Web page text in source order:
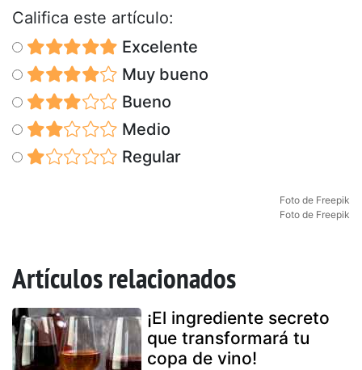
Califica este artículo:
Excelente
Muy bueno
Bueno
Medio
Regular
Foto de Freepik
Foto de Freepik
Artículos relacionados
¡El ingrediente secreto
que transformará tu
copa de vino!